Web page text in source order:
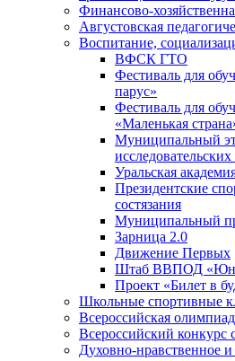
Финансово-
Августовская
Воспитание,
ВФСК ГТО
Фестиваль для
парус»
Фестиваль для
«Маленькая
Муниципальный
Уральская
Президентские
состязания
Муниципальный
Зарница 2.0
Движение Первых
Штаб ВВПОД
Проект «Билет в
Школьные спортивные
Всероссийская
Всероссийский конкурс
Духовно-нравственное и